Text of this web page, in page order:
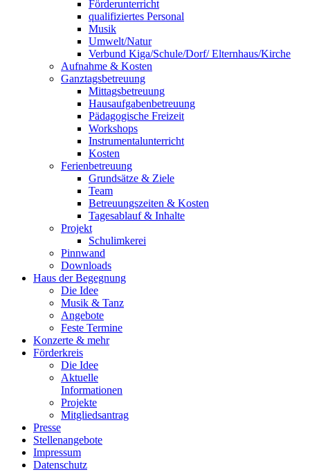
Förderunterricht
qualifiziertes Personal
Musik
Umwelt/Natur
Verbund Kiga/Schule/Dorf/ Elternhaus/Kirche
Aufnahme & Kosten
Ganztagsbetreuung
Mittagsbetreuung
Hausaufgabenbetreuung
Pädagogische Freizeit
Workshops
Instrumentalunterricht
Kosten
Ferienbetreuung
Grundsätze & Ziele
Team
Betreuungszeiten & Kosten
Tagesablauf & Inhalte
Projekt
Schulimkerei
Pinnwand
Downloads
Haus der Begegnung
Die Idee
Musik & Tanz
Angebote
Feste Termine
Konzerte & mehr
Förderkreis
Die Idee
Aktuelle
Informationen
Projekte
Mitgliedsantrag
Presse
Stellenangebote
Impressum
Datenschutz